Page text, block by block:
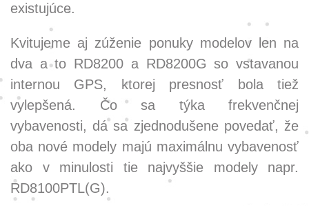
existujúce.
Kvitujeme aj zúženie ponuky modelov len na
dva a to RD8200 a RD8200G so vstavanou
internou GPS, ktorej presnosť bola tiež
vylepšená. Čo sa týka frekvenčnej
vybavenosti, dá sa zjednodušene povedať, že
oba nové modely majú maximálnu vybavenosť
ako v minulosti tie najvyššie modely napr.
RD8100PTL(G).